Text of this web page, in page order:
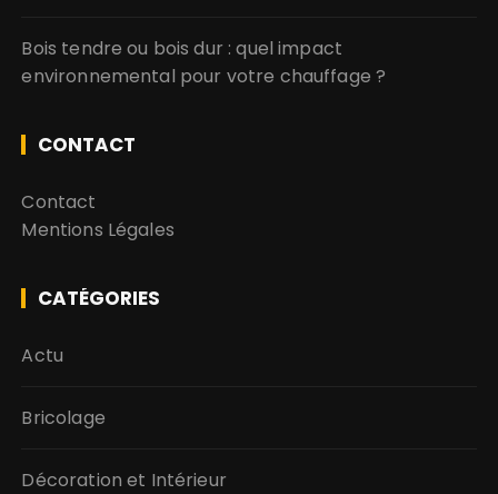
Bois tendre ou bois dur : quel impact
environnemental pour votre chauffage ?
CONTACT
Contact
Mentions Légales
CATÉGORIES
Actu
Bricolage
Décoration et Intérieur